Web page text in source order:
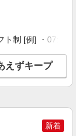
有/週払い有/交
見る
の取りやすい
制 [例] ・
えずキープ
新着